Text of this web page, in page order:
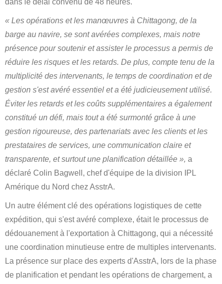
dans le délai convenu de 48 heures.
« Les opérations et les manœuvres à Chittagong, de la
barge au navire, se sont avérées complexes, mais notre
présence pour soutenir et assister le processus a permis de
réduire les risques et les retards. De plus, compte tenu de la
multiplicité des intervenants, le temps de coordination et de
gestion s'est avéré essentiel et a été judicieusement utilisé.
Éviter les retards et les coûts supplémentaires a également
constitué un défi, mais tout a été surmonté grâce à une
gestion rigoureuse, des partenariats avec les clients et les
prestataires de services, une communication claire et
transparente, et surtout une planification détaillée », a
déclaré Colin Bagwell, chef d'équipe de la division IPL
Amérique du Nord chez AsstrA.
Un autre élément clé des opérations logistiques de cette
expédition, qui s'est avéré complexe, était le processus de
dédouanement à l'exportation à Chittagong, qui a nécessité
une coordination minutieuse entre de multiples intervenants.
La présence sur place des experts d'AsstrA, lors de la phase
de planification et pendant les opérations de chargement, a